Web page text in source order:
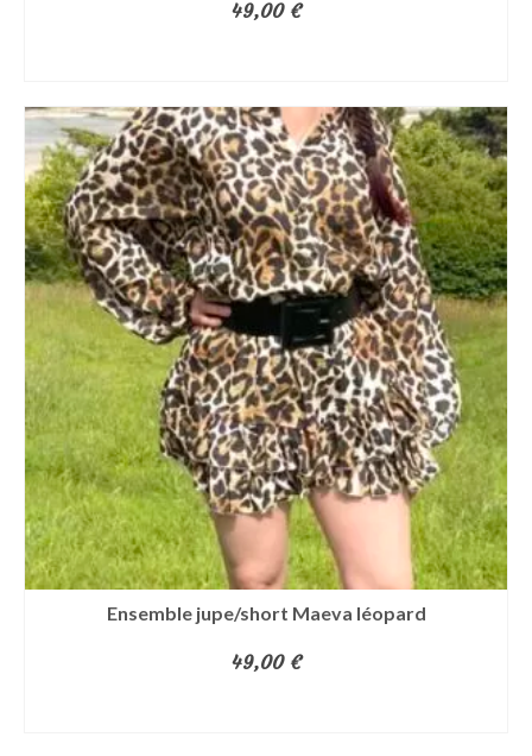
49,00 €
Ensemble jupe/short Maeva léopard
49,00 €